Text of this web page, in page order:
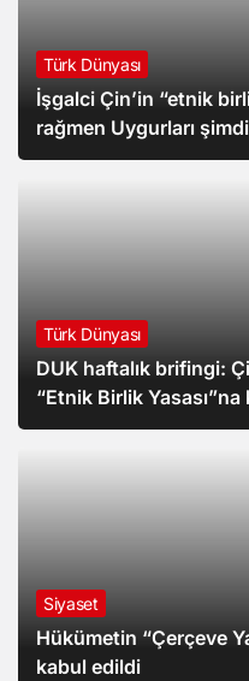
Türk Dünyası
İşgalci Çin’in “etnik
rağmen Uygurları
Türk Dünyası
DUK haftalık brifingi:
“Etnik Birlik Yasası”na
Siyaset
Hükümetin “Çerçeve
kabul edildi